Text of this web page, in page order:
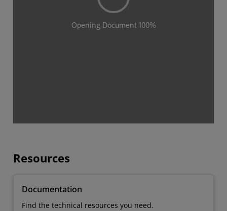
Resources
Documentation
Find the technical resources you need.